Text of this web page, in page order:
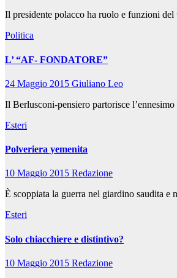
Il presidente polacco ha ruolo e funzioni
Politica
L’ “AF- FONDATORE”
24 Maggio 2015 Giuliano Leo
Il Berlusconi-pensiero partorisce
Esteri
Polveriera yemenita
10 Maggio 2015 Redazione
È scoppiata la guerra nel giardino saudita
Esteri
Solo chiacchiere e distintivo?
10 Maggio 2015 Redazione